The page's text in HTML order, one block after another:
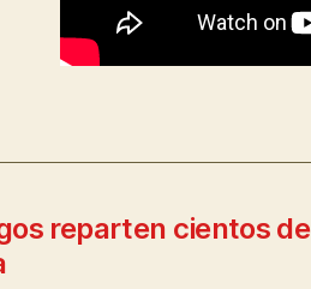
reparten cientos de